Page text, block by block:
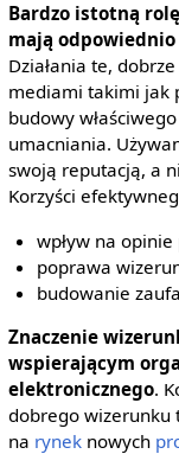
Bardzo istotną
mają odpowiednio
Działania te,
mediami takimi jak
budowy
umacniania.
swoją reputacją, a
Korzyści
wpływ na
poprawa
budowanie
Znaczenie
wspierającym
elektronicznego.
dobrego wizerunku
na ryneknowych